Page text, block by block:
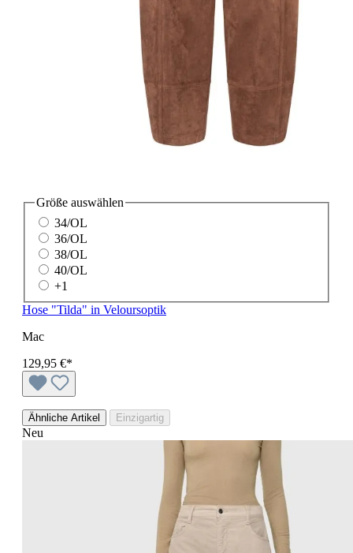
Größe auswählen
34/OL
36/OL
38/OL
40/OL
+1
Hose "Tilda" in Veloursoptik
Mac
129,95 €*
Ähnliche Artikel Einzigartig
Neu